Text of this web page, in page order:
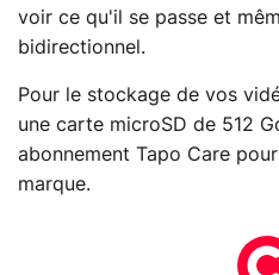
voir ce qu'il se passe et
bidirectionnel.
Pour le stockage de vos
une carte microSD de 512
abonnement Tapo Care
marque.